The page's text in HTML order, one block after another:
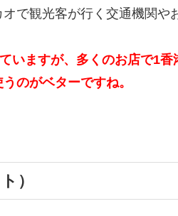
で観光客が行く交通機関や
いますが、多くのお店で1
のがベターですね。
）